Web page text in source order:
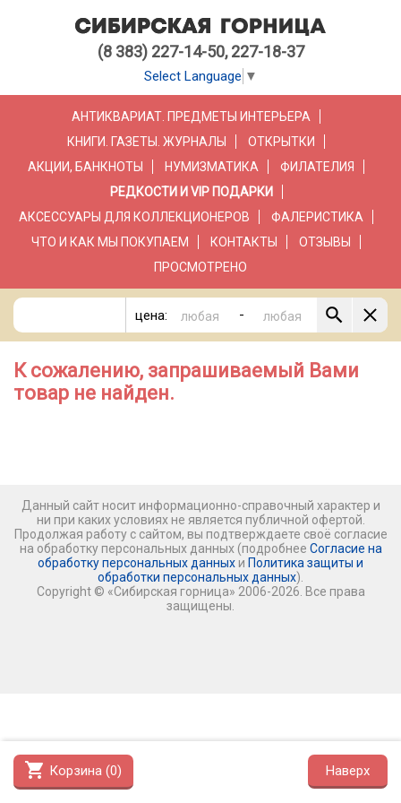
(8 383) 227-14-50, 227-18-37
Select Language ▼
АНТИКВАРИАТ. ПРЕДМЕТЫ ИНТЕРЬЕРА
КНИГИ. ГАЗЕТЫ. ЖУРНАЛЫ
ОТКРЫТКИ
АКЦИИ, БАНКНОТЫ
НУМИЗМАТИКА
ФИЛАТЕЛИЯ
РЕДКОСТИ И VIP ПОДАРКИ
АКСЕССУАРЫ ДЛЯ КОЛЛЕКЦИОНЕРОВ
ФАЛЕРИСТИКА
ЧТО И КАК МЫ ПОКУПАЕМ
КОНТАКТЫ
ОТЗЫВЫ
ПРОСМОТРЕНО
цена: -
shopping_cart Корзина (0) Наверх
К сожалению, запрашиваемый Вами
товар не найден.
Данный сайт носит информационно-справочный характер и
ни при каких условиях не является публичной офертой.
Продолжая работу с сайтом, вы подтверждаете своё согласие
на обработку персональных данных (подробнее Согласие на
обработку персональных данных и Политика защиты и
обработки персональных данных).
Copyright © «Сибирская горница» 2006-2026. Все права
защищены.